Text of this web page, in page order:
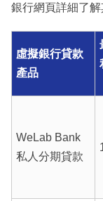
銀行網頁詳細了解
虛擬銀行貸款
產品
WeLab Bank
私人分期貸款